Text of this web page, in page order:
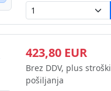
423,80 EUR
Brez DDV, plus stroški
pošiljanja